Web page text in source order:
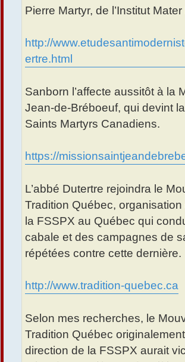
Pierre Martyr, de l’Institut
http://
ertre.html
Sanborn l’affecte aussitôt à la
Jean-de-Bréboeuf, qui devint
Saints Martyrs Canadiens.
https://
L’abbé Dutertre rejoindra le
Tradition Québec,
la FSSPX au Québec qui
cabale et des campagnes de
répétées contre cette dernière.
http://www.tradition-quebec.ca
Selon mes recherches, le
Tradition Québec
direction de la FSSPX aurait